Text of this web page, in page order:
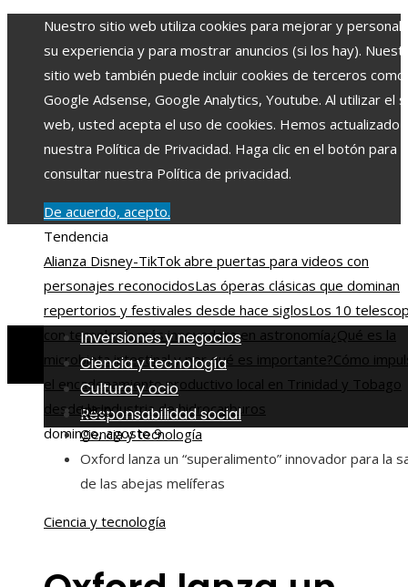
Nuestro sitio web utiliza cookies para mejorar y
su experiencia y para mostrar anuncios (si los hay).
sitio web también puede incluir cookies de terceros como
Google Adsense, Google Analytics, Youtube. Al utilizar el
web, usted acepta el uso de cookies. Hemos actualizado
nuestra Política de Privacidad. Haga clic en el botón para
consultar nuestra Política de privacidad.
De acuerdo, acepto.
Tendencia
Alianza Disney-TikTok abre puertas para videos con
personajes reconocidosLas óperas clásicas que dominan
repertorios y festivales desde hace siglosLos 10
con tecnología más innovadora en astronomía¿Qué es la
microbiota intestinal y por qué es importante?Cómo
el encadenamiento productivo local en Trinidad y Tobago
desde la industria de hidrocarburos
domingo, agosto 9
Inversiones y negocios
Ciencia y tecnología
Cultura y ocio
Responsabilidad social
Inicio
Ciencia y tecnología
Oxford lanza un “superalimento” innovador para la
de las abejas melíferas
Ciencia y tecnología